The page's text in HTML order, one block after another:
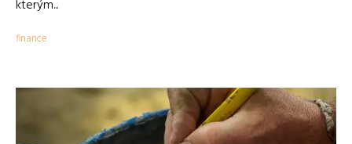
kterým...
finance